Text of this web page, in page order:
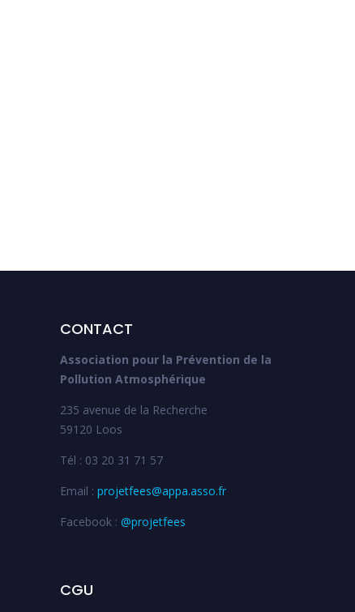
CONTACT
Association pour la Prévention de la
Pollution Atmosphérique
235 avenue de la Recherche
59120 Loos
Tél : 03 20 31 71 57
Email : projetfees@appa.asso.fr
Facebook : @projetfees
CGU